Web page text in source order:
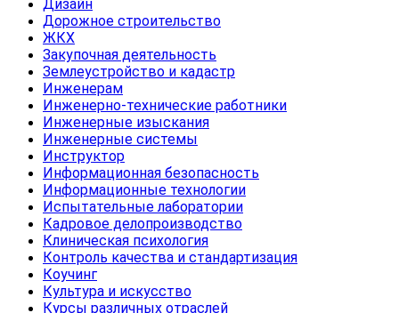
Дизайн
Дорожное строительство
ЖКХ
Закупочная деятельность
Землеустройство и кадастр
Инженерам
Инженерно-технические работники
Инженерные изыскания
Инженерные системы
Инструктор
Информационная безопасность
Информационные технологии
Испытательные лаборатории
Кадровое делопроизводство
Клиническая психология
Контроль качества и стандартизация
Коучинг
Культура и искусство
Курсы различных отраслей